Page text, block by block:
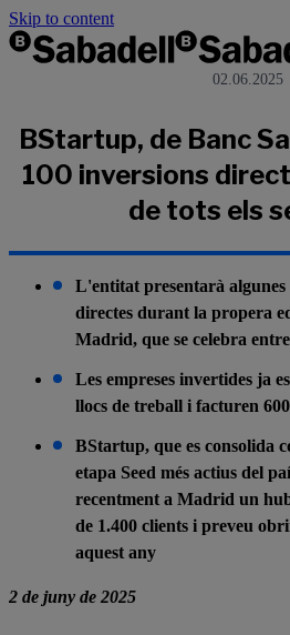
Skip to content
02.06.2025
BStartup, de Banc
100 inversions
de tots els
L'entitat presentarà algunes
directes durant la propera
Madrid, que se celebra
Les empreses invertides ja
llocs de treball i facturen
BStartup, que es consolida
etapa Seed més actius del
recentment a Madrid un
de 1.400 clients i preveu
aquest any
2 de juny de 2025